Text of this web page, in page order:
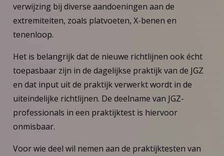
verwijzing bij diverse aandoeningen aan de
extremiteiten, zoals platvoeten, X-benen en
tenenloop.
Het is belangrijk dat de nieuwe richtlijnen ook écht
toepasbaar zijn in de dagelijkse praktijk van de JGZ
en dat input uit de praktijk verwerkt wordt in de
uiteindelijke richtlijnen. De deelname van JGZ-
professionals in een praktijktest is hiervoor
onmisbaar.
Voor wie deel wil nemen aan de praktijktesten van